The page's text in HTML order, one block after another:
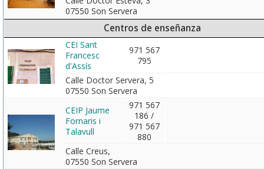
07550 Son Servera
Centros de enseñanza
CEI Sant
Francesc
d'Assís
971 567
795
Calle Doctor Servera, 5
07550 Son Servera
CEIP Jaume
Fornaris i
Talavull
971 567
186 /
971 567
880
Calle Creus,
07550 Son Servera